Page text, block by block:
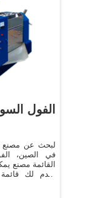
الفول
لبحث عن مصنع
في الصين،
القائمة مصنع
نقدم لك